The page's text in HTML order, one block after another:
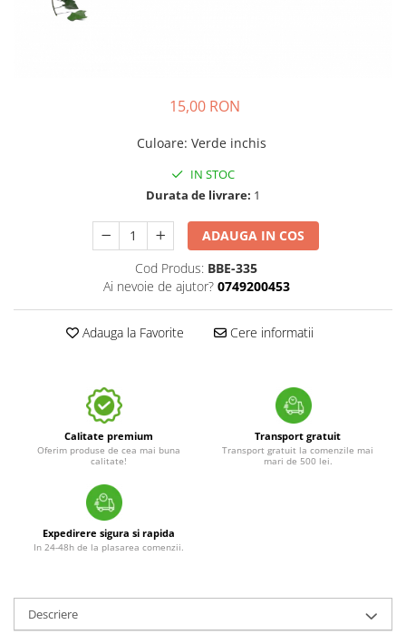
15,00 RON
Culoare: Verde inchis
IN STOC
Durata de livrare: 1
ADAUGA IN COS
Cod Produs: BBE-335
Ai nevoie de ajutor? 0749200453
Adauga la Favorite Cere informatii
Calitate premium
Oferim produse de cea mai buna
calitate!
Transport gratuit
Transport gratuit la comenzile mai
mari de 500 lei.
Expedirere sigura si rapida
In 24-48h de la plasarea comenzii.
Descriere